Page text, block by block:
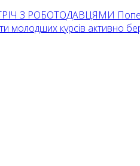
З РОБОТОДАВЦЯМИ
молодших курсів активно